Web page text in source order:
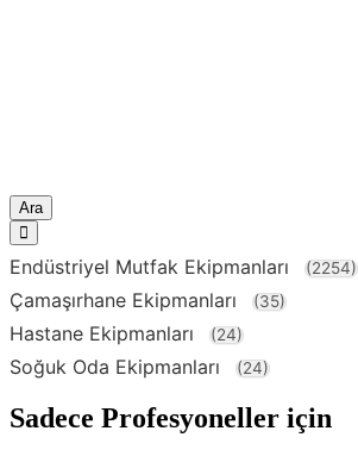
Ara
Endüstriyel Mutfak Ekipmanları (2254)
Çamaşırhane Ekipmanları (35)
Hastane Ekipmanları (24)
Soğuk Oda Ekipmanları (24)
Sadece Profesyoneller için